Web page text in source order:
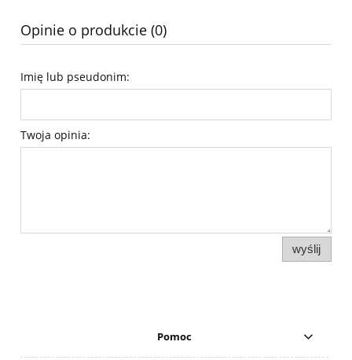
Opinie o produkcie (0)
Imię lub pseudonim:
Twoja opinia:
wyślij
Pomoc